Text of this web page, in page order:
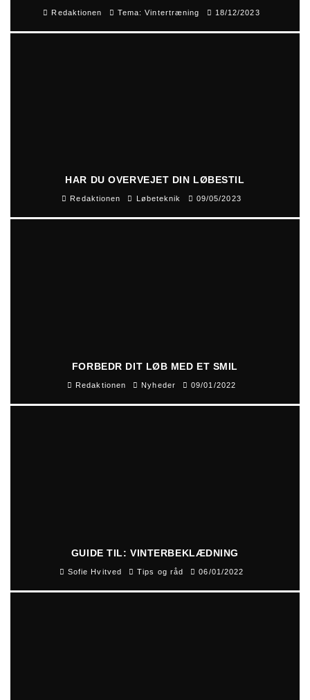
Redaktionen Tema: Vintertræning 18/12/2023
HAR DU OVERVEJET DIN LØBESTIL
Redaktionen Løbeteknik 09/05/2023
FORBEDR DIT LØB MED ET SMIL
Redaktionen Nyheder 09/01/2022
GUIDE TIL: VINTERBEKLÆDNING
Sofie Hvitved Tips og råd 06/01/2022